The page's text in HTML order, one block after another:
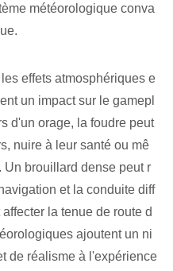
météorologique conva
effets atmosphériques e
un impact sur le gamepl
d'un orage, la foudre peut
nuire à leur santé ou mê
brouillard dense peut r
et la conduite diff
la tenue de route d
ajoutent un ni
de réalisme à l'expérience